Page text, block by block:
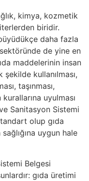
kimya, kozmetik
biridir.
daha fazla
de yine en
maddelerinin insan
kullanılması,
taşınması,
uyulması
Sanitasyon Sistemi
olup gıda
uygun hale
Belgesi
gıda üretimi